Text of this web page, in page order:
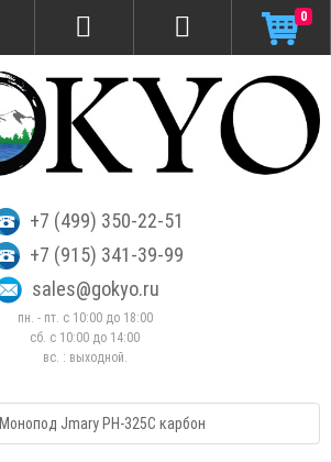
+7 (499) 350-22-51
+7 (915) 341-39-99
sales@gokyo.ru
пн. - пт. с 10:00 до 18:00
сб. c 10:00 до 14:00
вс. : выходной.
0
Монопод Jmary PH-325C карбон